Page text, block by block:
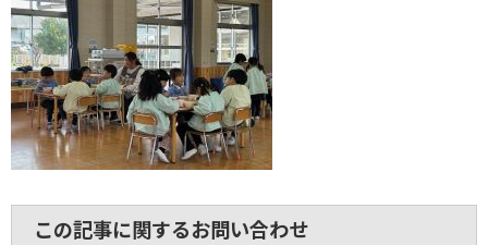
この記事に関するお問い合わせ